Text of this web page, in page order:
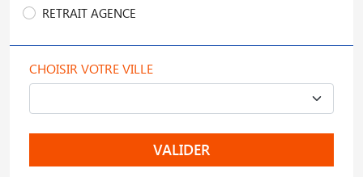
RETRAIT AGENCE
CHOISIR VOTRE VILLE
VALIDER